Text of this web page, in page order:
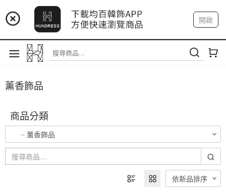
📢 市集預告：9/12-9/13 八里海巡基地
📢 市集預告：8/22-8/23 桃園青埔置地廣場
開啟
註冊 我的帳戶
薰香飾品
商品分類
薰香飾品
依新品排序